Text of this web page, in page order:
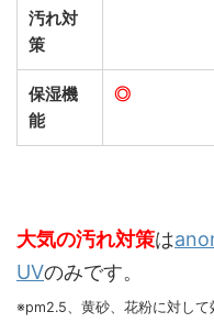
汚れ対
策
保湿機
能
◎
大気の汚れ対策は
UVのみです。
※pm2.5、黄砂、花粉に対し